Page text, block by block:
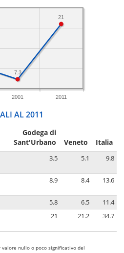
2001 2011
21
7.3
AL 2011
Godega di
Sant'Urbano
Veneto Italia
3.5 5.1 9.8
8.9 8.4 13.6
5.8 6.5
11.4
21 21.2 34.7
nullo o poco significativo del